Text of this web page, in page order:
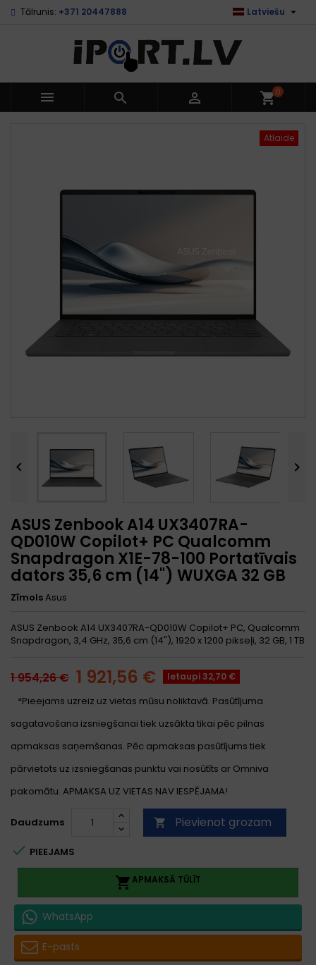
Tālrunis: +371 20447888 Latviešu 
   shopping_cart0
Atlaide
 
ASUS Zenbook A14 UX3407RA-
QD010W Copilot+ PC Qualcomm
Snapdragon X1E-78-100 Portatīvais
dators 35,6 cm (14") WUXGA 32 GB
ZīmolsAsus
ASUS Zenbook A14 UX3407RA-QD010W Copilot+ PC, Qualcomm
Snapdragon, 3,4 GHz, 35,6 cm (14"), 1920 x 1200 pikseļi, 32 GB, 1 TB
1 954,26 € 1 921,56 € Ietaupi 32,70 €
*Pieejams uzreiz uz vietas mūsu noliktavā. Pasūtījuma
sagatavošana izsniegšanai tiek uzsākta tikai pēc pilnas
apmaksas saņemšanas. Pēc apmaksas pasūtījums tiek
pārvietots uz izsniegšanas punktu vai nosūtīts ar Omniva
pakomātu. APMAKSA UZ VIETAS NAV IESPĒJAMA!
Daudzums  Pievienot grozam
 PIEEJAMS
APMAKSĀ TŪLĪT
WhatsApp
E-pasts